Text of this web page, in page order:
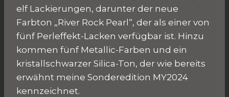
elf Lackierungen, darunter der neue
Farbton „River Rock Pearl“, der als einer von
fünf Perleffekt-Lacken verfügbar ist. Hinzu
kommen fünf Metallic-Farben und ein
kristallschwarzer Silica-Ton, der wie bereits
erwähnt meine Sonderedition MY2024
kennzeichnet.